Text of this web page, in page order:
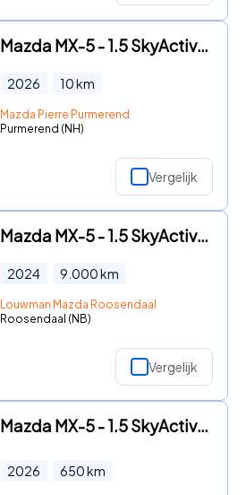
Mazda MX-5 - 1.5 SkyActiv-G 132 pk Exclusive-Line | CARPLAY | NAVI | LEDE
2026 10km
Mazda Pierre Purmerend
Purmerend (NH)
Vergelijk
Mazda MX-5 - 1.5 SkyActiv-G 132 Exclusive-Line Aero pakket Zwarte LM velg
2024 9.000km
Louwman Mazda Roosendaal
Roosendaal (NB)
Vergelijk
Mazda MX-5 - 1.5 SkyActiv-G 132 Prime-Line | Demo | Cabrio Soft Top | App
2026 650km